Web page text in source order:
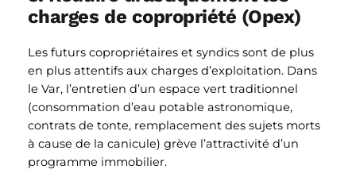
charges de copropriété (Opex)
Les futurs copropriétaires et syndics sont de plus
en plus attentifs aux charges d’exploitation. Dans
le Var, l’entretien d’un espace vert traditionnel
(consommation d’eau potable astronomique,
contrats de tonte, remplacement des sujets morts
à cause de la canicule) grève l’attractivité d’un
programme immobilier.